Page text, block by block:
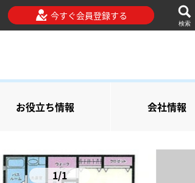
今すぐ会員登録する
検索
お役立ち情報 会社情報
1/1